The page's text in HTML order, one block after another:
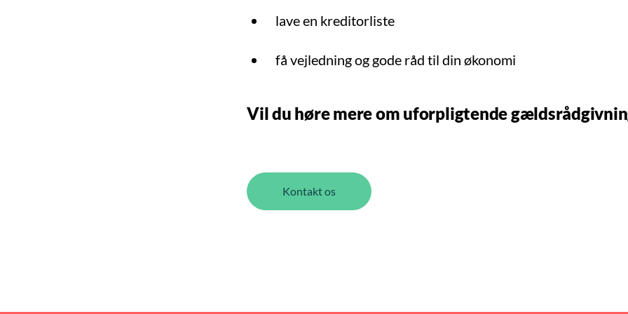
lave en kreditorliste
få vejledning og gode råd til din økonomi
Vil du høre mere om uforpligtende
Kontakt os